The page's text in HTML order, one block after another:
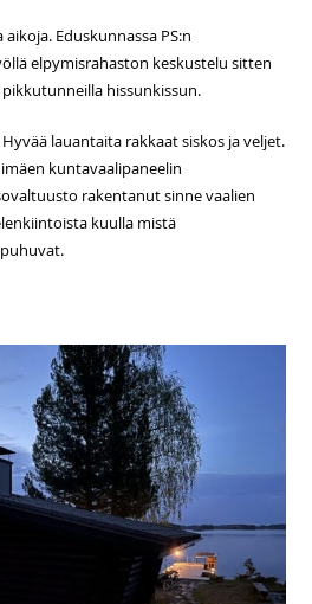
Eduskunnassa PS:n
elpymisrahaston keskustelu sitten
hissunkissun.
lauantaita rakkaat siskos ja veljet.
kuntavaalipaneelin
rakentanut sinne vaalien
kuulla mistä